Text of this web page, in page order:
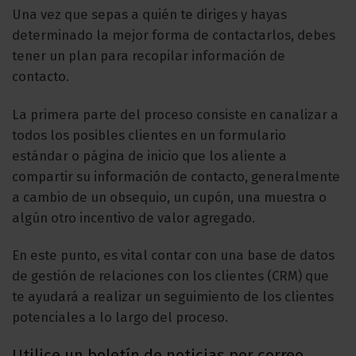
Una vez que sepas a quién te diriges y hayas
determinado la mejor forma de contactarlos, debes
tener un plan para recopilar información de
contacto.
La primera parte del proceso consiste en canalizar a
todos los posibles clientes en un formulario
estándar o página de inicio que los aliente a
compartir su información de contacto, generalmente
a cambio de un obsequio, un cupón, una muestra o
algún otro incentivo de valor agregado.
En este punto, es vital contar con una base de datos
de gestión de relaciones con los clientes (CRM) que
te ayudará a realizar un seguimiento de los clientes
potenciales a lo largo del proceso.